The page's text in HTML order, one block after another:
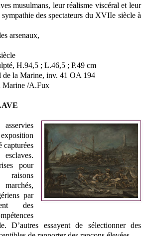
musulmans, leur réalisme viscéral et leur
des spectateurs du XVIIe siècle à
arsenaux,
H.94,5 ; L.46,5 ; P.49 cm
de la Marine, inv. 41 OA 194
Marine /A.Fux
capturées
pour
par
des
D’autres essayent de sélectionner des